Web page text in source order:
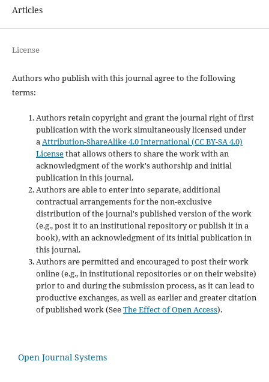
Articles
License
Authors who publish with this journal agree to the following
terms:
Authors retain copyright and grant the journal right of first
publication with the work simultaneously licensed under
aAttribution-ShareAlike 4.0 International (CC BY-SA 4.0)
Licensethat allows others to share the work with an
acknowledgment of the work's authorship and initial
publication in this journal.
Authors are able to enter into separate, additional
contractual arrangements for the non-exclusive
distribution of the journal's published version of the work
(e.g., post it to an institutional repository or publish it in a
book), with an acknowledgment of its initial publication in
this journal.
Authors are permitted and encouraged to post their work
online (e.g., in institutional repositories or on their website)
prior to and during the submission process, as it can lead to
productive exchanges, as well as earlier and greater citation
of published work (SeeThe Effect of Open Access).
Open Journal Systems